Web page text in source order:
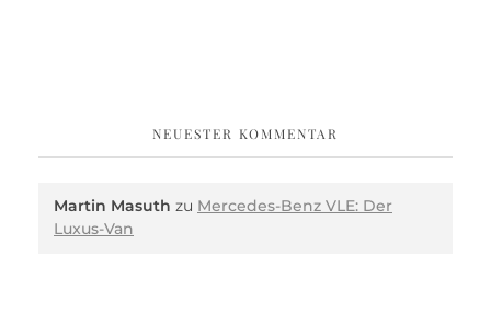
NEUESTER KOMMENTAR
Martin Masuth zu Mercedes-Benz VLE: Der
Luxus-Van